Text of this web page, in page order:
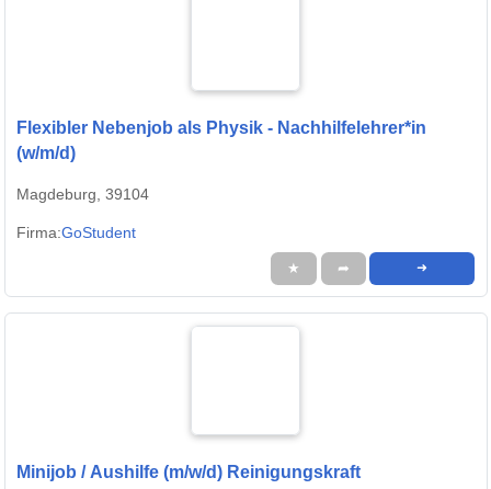
Flexibler Nebenjob als Physik - Nachhilfelehrer*in
(w/m/d)
Magdeburg, 39104
Firma:GoStudent
★ ➦ ➜
Minijob / Aushilfe (m/w/d) Reinigungskraft